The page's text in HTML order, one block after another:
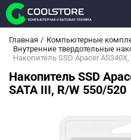
Главная
Компьютерные
Внутренние твердотельные
Накопитель SSD Apacer
Накопитель SSD
SATA III, R/W 550/520